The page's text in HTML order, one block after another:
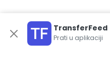
TransferFeed
Prati u aplikaciji